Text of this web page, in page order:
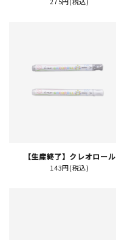
おすすめ特集
読みもの
【生産終了】クレオロール
143円(税込)